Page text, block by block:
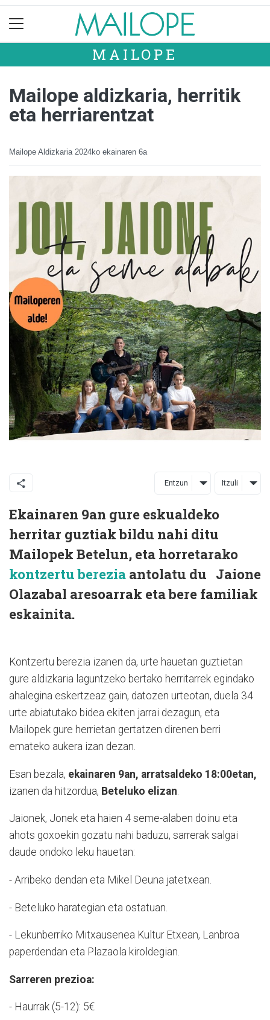
MAILOPE
Mailope aldizkaria, herritik
eta herriarentzat
Mailope Aldizkaria 2024ko ekainaren 6a
Entzun Itzuli
Ekainaren 9an gure eskualdeko
herritar guztiak bildu nahi ditu
Mailopek Betelun, eta horretarako
kontzertu berezia antolatu du Jaione
Olazabal aresoarrak eta bere familiak
eskainita.
Kontzertu berezia izanen da, urte hauetan guztietan
gure aldizkaria laguntzeko bertako herritarrek egindako
ahalegina eskertzeaz gain, datozen urteotan, duela 34
urte abiatutako bidea ekiten jarrai dezagun, eta
Mailopek gure herrietan gertatzen direnen berri
emateko aukera izan dezan.
Esan bezala, ekainaren 9an, arratsaldeko 18:00etan,
izanen da hitzordua, Beteluko elizan
Jaionek, Jonek eta haien 4 seme-alaben doinu eta
ahots goxoekin gozatu nahi baduzu, sarrerak salgai
daude ondoko leku hauetan:
- Arribeko dendan eta Mikel Deuna jatetxean.
- Beteluko harategian eta ostatuan.
- Lekunberriko Mitxausenea Kultur Etxean, Lanbroa
paperdendan eta Plazaola kiroldegian.
Sarreren prezioa:
- Haurrak (5-12): 5€